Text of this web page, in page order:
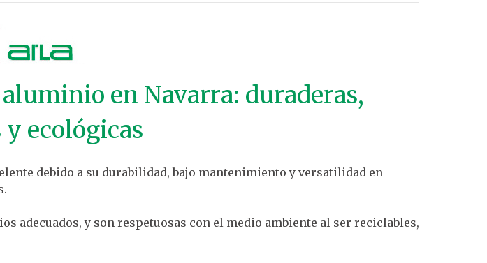
en Navarra: duraderas,
ecológicas
debido a su durabilidad, bajo mantenimiento y versatilidad en
adecuados, y son respetuosas con el medio ambiente al ser reciclables,